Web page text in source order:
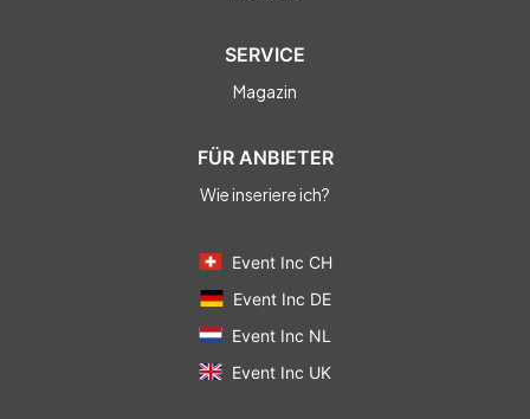
SERVICE
Magazin
FÜR ANBIETER
Wie inseriere ich?
Event Inc CH
Event Inc DE
Event Inc NL
Event Inc UK